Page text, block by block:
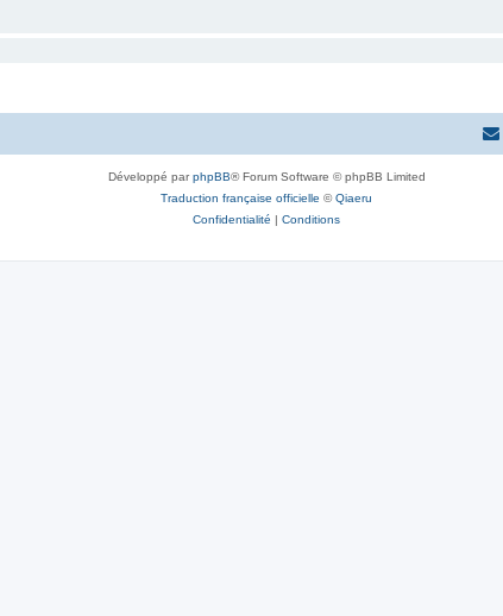
Développé parphpBB® Forum Software © phpBB Limited
Traduction française officielle ©Qiaeru
Confidentialité | Conditions